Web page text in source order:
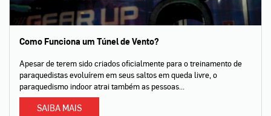
Como Funciona um Túnel de Vento?
Apesar de terem sido criados oficialmente para o treinamento de
paraquedistas evoluírem em seus saltos em queda livre, o
paraquedismo indoor atrai também as pessoas...
SAIBA MAIS